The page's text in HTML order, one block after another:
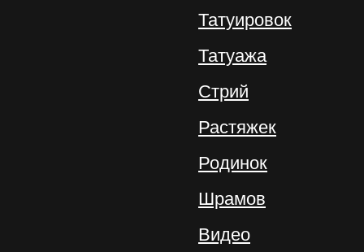
Татуировок
Татуажа
Стрий
Растяжек
Родинок
Шрамов
Видео